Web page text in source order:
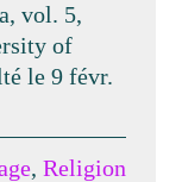
vol. 5,
of
le 9 févr.
, Religion